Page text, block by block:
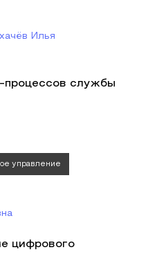
Илья
процессов службы
управление
цифрового